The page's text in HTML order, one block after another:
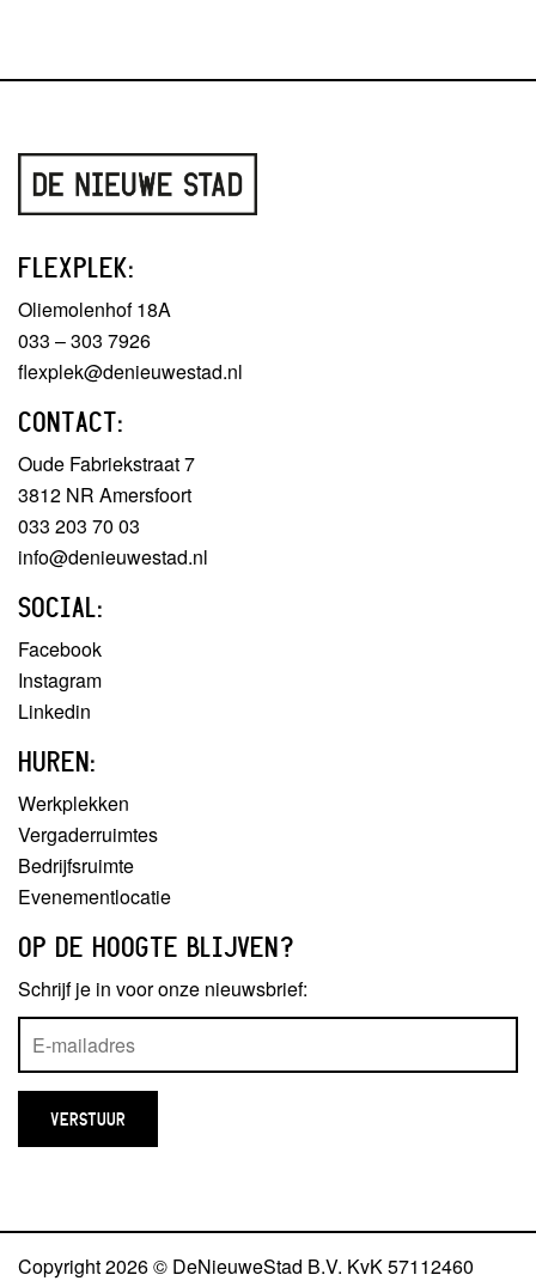
FLEXPLEK:
Oliemolenhof 18A
033 – 303 7926
flexplek@denieuwestad.nl
CONTACT:
Oude Fabriekstraat 7
3812 NR Amersfoort
033 203 70 03
info@denieuwestad.nl
SOCIAL:
Facebook
Instagram
Linkedin
HUREN:
Werkplekken
Vergaderruimtes
Bedrijfsruimte
Evenementlocatie
OP DE HOOGTE BLIJVEN?
Schrijf je in voor onze nieuwsbrief:
Copyright 2026 © DeNieuweStad B.V. KvK 57112460